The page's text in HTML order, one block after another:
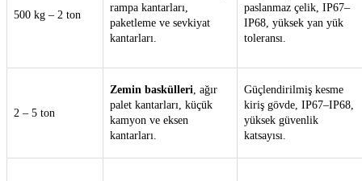
500 kg – 2 ton
rampa kantarları,
paketleme ve sevkiyat
kantarları.
paslanmaz çelik, IP67–
IP68, yüksek yan yük
toleransı.
2 – 5 ton
Zemin baskülleri, ağır
palet kantarları, küçük
kamyon ve eksen
kantarları.
Güçlendirilmiş kesme
kiriş gövde, IP67–IP68,
yüksek güvenlik
katsayısı.